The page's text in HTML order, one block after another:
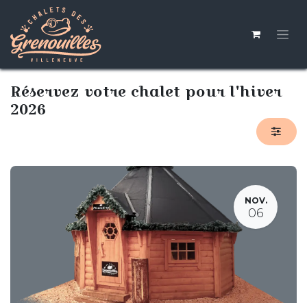
Se rendre au contenu
Réservez votre chalet pour l'hiver
2026
NOV.
06